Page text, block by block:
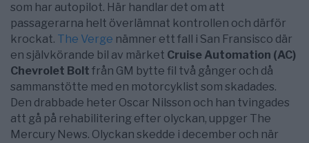
som har autopilot. Här handlar det om att
passagerarna helt överlämnat kontrollen och därför
krockat. The Verge nämner ett fall i San Fransisco där
en självkörande bil av märket Cruise Automation (AC)
Chevrolet Bolt från GM bytte fil två gånger och då
sammanstötte med en motorcyklist som skadades.
Den drabbade heter Oscar Nilsson och han tvingades
att gå på rehabilitering efter olyckan, uppger The
Mercury News. Olyckan skedde i december och när